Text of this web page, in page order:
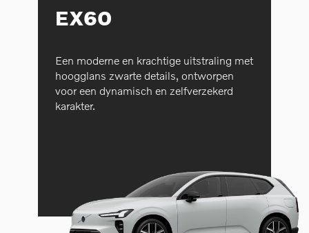
EX60
Een moderne en krachtige uitstraling met
hoogglans zwarte details, ontworpen
voor een dynamisch en zelfverzekerd
karakter.